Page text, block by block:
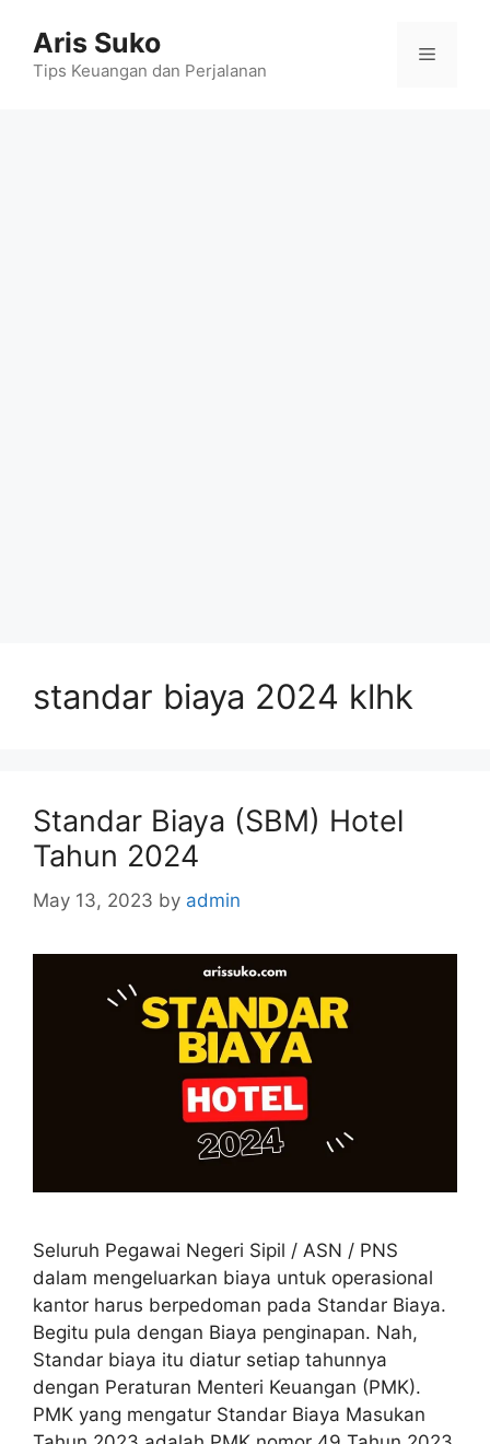
content
Aris Suko
Tips Keuangan dan Perjalanan
Menu
standar biaya 2024 klhk
Standar Biaya (SBM) Hotel
Tahun 2024
May 13, 2023 by admin
Seluruh Pegawai Negeri Sipil / ASN / PNS
dalam mengeluarkan biaya untuk operasional
kantor harus berpedoman pada Standar Biaya.
Begitu pula dengan Biaya penginapan. Nah,
Standar biaya itu diatur setiap tahunnya
dengan Peraturan Menteri Keuangan (PMK).
PMK yang mengatur Standar Biaya Masukan